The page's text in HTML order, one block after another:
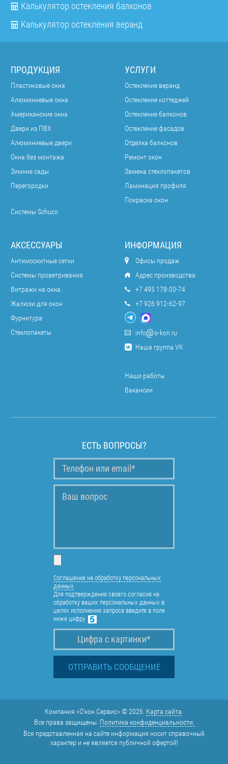
Калькулятор остекления балконов
Калькулятор остекления веранд
ПРОДУКЦИЯ
Пластиковые окна
Алюминиевые окна
Американские окна
Двери из ПВХ
Алюминиевые двери
Окна без монтажа
Зимние сады
Перегородки
Системы Schuco
УСЛУГИ
Остекление веранд
Остекление коттеджей
Остекление балконов
Остекление фасадов
Отделка балконов
Ремонт окон
Замена стеклопакетов
Ламинация профиля
Покраска окон
АКСЕССУАРЫ
Антимоскитные сетки
Системы проветривания
Витражи на окна
Жалюзи для окон
Фурнитура
Стеклопакеты
ИНФОРМАЦИЯ
Офисы продаж
Адрес производства
+7 495 178-00-74
+7 926 912-62-97
info
o-kon.ru
Наша группа VK
Наши работы
Вакансии
ЕСТЬ ВОПРОСЫ?
Соглашение на обработку персональных
данных
Для подтверждения своего согласия на
обработку ваших персональных данных в
целях исполнения запроса введите в поле
ниже цифру
Компания «О'кон Сервис» © 2026. Карта сайта
Все права защищены. Политика конфиденциальности.
Вся представленная на сайте информация носит справочный
характер и не является публичной офертой!